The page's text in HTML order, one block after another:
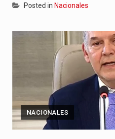
Posted in Nacionales
NACIONALES